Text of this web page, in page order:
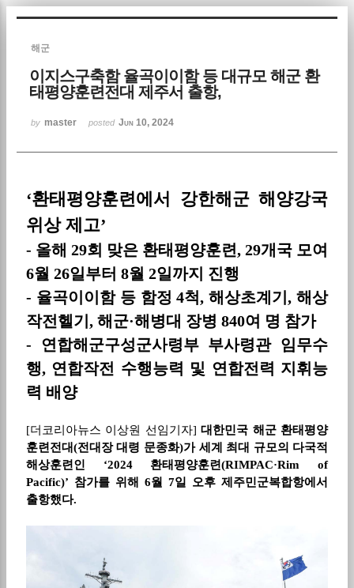
해군
이지스구축함 율곡이이함 등 대규모 해군 환
태평양훈련전대 제주서 출항,
by master posted Jun 10, 2024
‘환태평양훈련에서 강한해군 해양강국
위상 제고’
- 올해 29회 맞은 환태평양훈련, 29개국 모여
6월 26일부터 8월 2일까지 진행
- 율곡이이함 등 함정 4척,해상초계기,해상
작전헬기 , 해군·해병대 장병 840여 명 참가
-
연합해군구성군사령부 부사령관 임무수
행, 연합작전 수행능력 및 연합전력 지휘능
력 배양
[더코리아뉴스 이상원 선임기자]대한민국 해군 환태평양
훈련전대(전대장 대령 문종화)가 세계 최대 규모의 다국적
해상훈련인
‘2024 환태평양훈련(RIMPAC·Rim of
Pacific)’ 참가를 위해 6월 7일 오후 제주민군복합항에서
출항했다.
Sketchbook5, 스케치북5
Sketchbook5, 스케치북5